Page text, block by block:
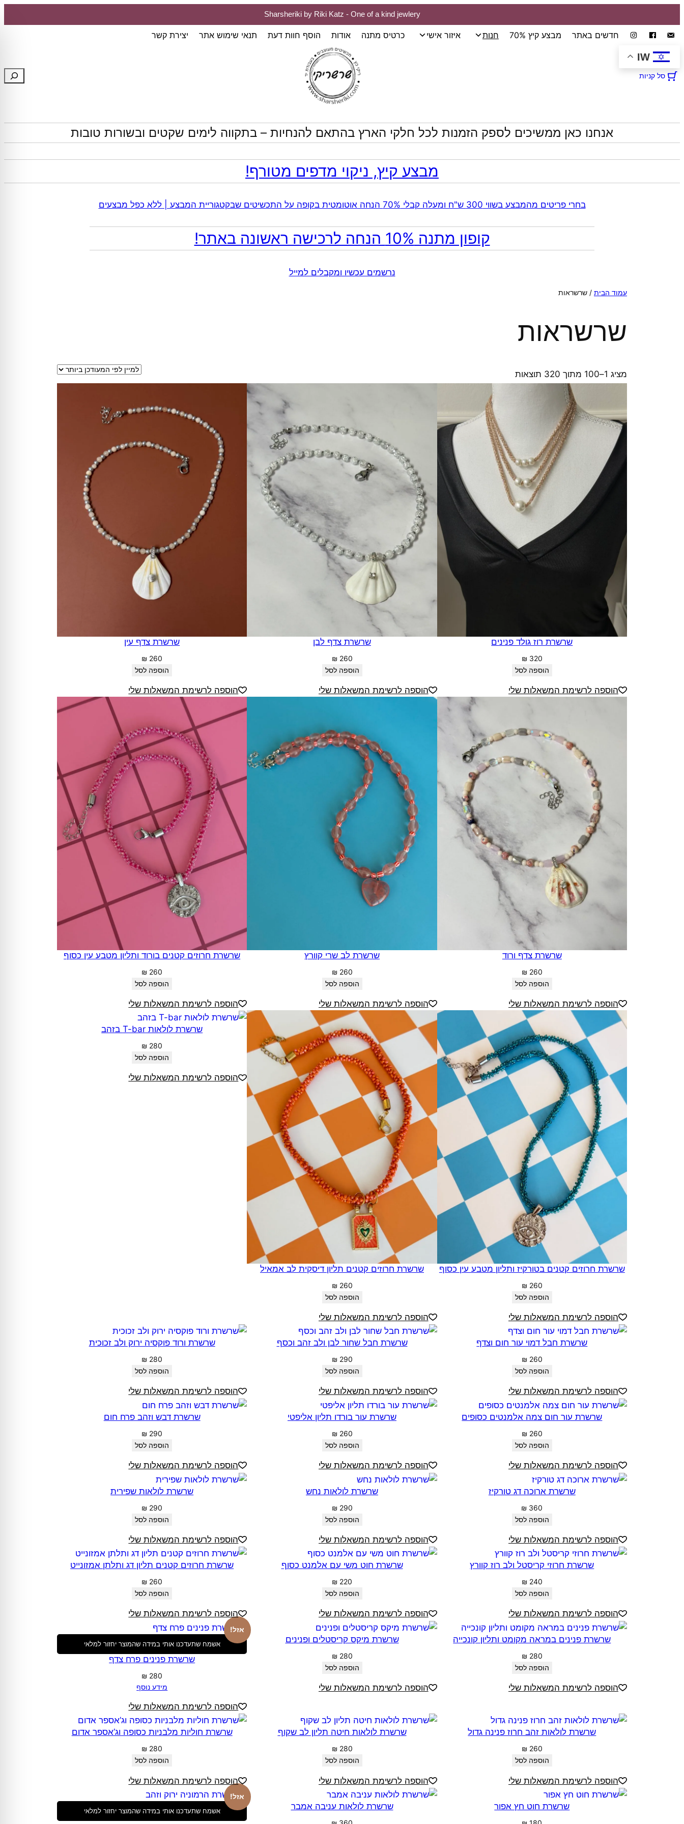
Sharsheriki by Riki Katz - One of a kind jewlery
חדשים באתר מבצע קיץ 70% חנות איזור אישי כרטיס מתנה אודות הוסף חוות דעת תנאי שימוש אתר יצירת קשר
IW
סל קניות חיפוש
אנחנו כאן ממשיכים לספק הזמנות לכל חלקי הארץ בהתאם להנחיות – בתקווה לימים שקטים ובשורות טובות
מבצע קיץ, ניקוי מדפים מטורף!
בחרי פריטים מהמבצע בשווי 300 ש"ח ומעלה קבלי 70% הנחה אוטומטית בקופה על התכשיטים שבקטגוריית המבצע | ללא כפל מבצעים
קופון מתנה 10% הנחה לרכישה ראשונה באתר!
נרשמים עכשיו ומקבלים למייל
עמוד הבית / שרשראות
שרשראות
מציג 1–100 מתוך 320 תוצאות
ממוין
לפי
הפריט
העדכני
ביותר
שרשרת רוז גולד פנינים
₪ 320
הוספה לסל
הוספה לרשימת המשאלות שלי
שרשרת צדף לבן
₪ 260
הוספה לסל
הוספה לרשימת המשאלות שלי
שרשרת צדף עין
₪ 260
הוספה לסל
הוספה לרשימת המשאלות שלי
שרשרת צדף ורוד
₪ 260
הוספה לסל
הוספה לרשימת המשאלות שלי
שרשרת לב שרי קוורץ
₪ 260
הוספה לסל
הוספה לרשימת המשאלות שלי
שרשרת חרוזים קטנים בורוד ותליון מטבע עין כסוף
₪ 260
הוספה לסל
הוספה לרשימת המשאלות שלי
שרשרת חרוזים קטנים בטורקיז ותליון מטבע עין כסוף
₪ 260
הוספה לסל
הוספה לרשימת המשאלות שלי
שרשרת חרוזים קטנים תליון דיסקית לב אמאיל
₪ 260
הוספה לסל
הוספה לרשימת המשאלות שלי
שרשרת לולאות T-bar בזהב
₪ 280
הוספה לסל
הוספה לרשימת המשאלות שלי
שרשרת חבל דמוי עור חום וצדף
₪ 260
הוספה לסל
הוספה לרשימת המשאלות שלי
שרשרת חבל שחור לבן ולב זהב וכסף
₪ 290
הוספה לסל
הוספה לרשימת המשאלות שלי
שרשרת ורוד פוקסיה ירוק ולב זכוכית
₪ 280
הוספה לסל
הוספה לרשימת המשאלות שלי
שרשרת עור חום צמה אלמנטים כסופים
₪ 260
הוספה לסל
הוספה לרשימת המשאלות שלי
שרשרת עור בורדו תליון אליפטי
₪ 260
הוספה לסל
הוספה לרשימת המשאלות שלי
שרשרת דבש וזהב פרח חום
₪ 290
הוספה לסל
הוספה לרשימת המשאלות שלי
שרשרת ארוכה דג טורקיז
₪ 360
הוספה לסל
הוספה לרשימת המשאלות שלי
שרשרת לולאות נחש
₪ 290
הוספה לסל
הוספה לרשימת המשאלות שלי
שרשרת לולאות שפירית
₪ 290
הוספה לסל
הוספה לרשימת המשאלות שלי
שרשרת חרוזי קריסטל ולב רוז קוורץ
₪ 240
הוספה לסל
הוספה לרשימת המשאלות שלי
שרשרת חוט משי עם אלמנט כסוף
₪ 220
הוספה לסל
הוספה לרשימת המשאלות שלי
שרשרת חרוזים קטנים תליון דג ותלתן אמזונייט
₪ 260
הוספה לסל
הוספה לרשימת המשאלות שלי
שרשרת פנינים במראה מקומט ותליון קונכייה
₪ 280
הוספה לסל
הוספה לרשימת המשאלות שלי
שרשרת מיקס קריסטלים ופנינים
₪ 280
הוספה לסל
הוספה לרשימת המשאלות שלי
אזל!
אשמח שתעדכנו אותי במידה שהמוצר יחזור למלאי
שרשרת פנינים פרח צדף
₪ 280
מידע נוסף
הוספה לרשימת המשאלות שלי
שרשרת לולאות זהב חרוז פנינה גדול
₪ 260
הוספה לסל
הוספה לרשימת המשאלות שלי
שרשרת לולאות חיטה תליון לב שקוף
₪ 280
הוספה לסל
הוספה לרשימת המשאלות שלי
שרשרת חוליות מלבניות כסופה וג’אספר אדום
₪ 280
הוספה לסל
הוספה לרשימת המשאלות שלי
שרשרת חוט חץ אפור שרשרת לולאות עניבה אמבר
אזל!
אשמח שתעדכנו אותי במידה שהמוצר יחזור למלאי